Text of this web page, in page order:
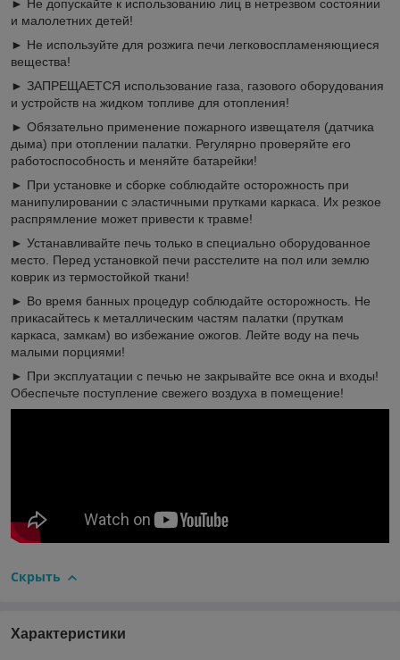
► Не допускайте к использованию лиц в нетрезвом состоянии
и малолетних детей!
► Не используйте для розжига печи легковоспламеняющиеся
вещества!
► ЗАПРЕЩАЕТСЯ использование газа, газового оборудования
и устройств на жидком топливе для отопления!
► Обязательно применение пожарного извещателя (датчика
дыма) при отоплении палатки. Регулярно проверяйте его
работоспособность и меняйте батарейки!
► При установке и сборке соблюдайте осторожность при
манипулировании с эластичными прутками каркаса. Их резкое
распрямление может привести к травме!
► Устанавливайте печь только в специально оборудованное
место. Перед установкой печи расстелите на пол или землю
коврик из термостойкой ткани!
► Во время банных процедур соблюдайте осторожность. Не
прикасайтесь к металлическим частям палатки (пруткам
каркаса, замкам) во избежание ожогов. Лейте воду на печь
малыми порциями!
► При эксплуатации с печью не закрывайте все окна и входы!
Обеспечьте поступление свежего воздуха в помещение!
Скрыть
Характеристики